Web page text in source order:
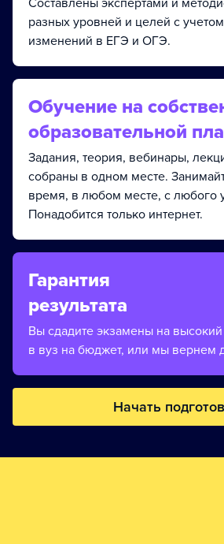
Составлены экспертами и
разных уровней и целей с
изменений в ЕГЭ и ОГЭ.
Обучение на
образовательной
Задания, теория, вебинары,
собраны в одном месте.
время, в любом месте, с любого
Понадобится только интернет.
Гарантия
результата
Вы сдадите экзамены на высокий
в вуз на бюджет, или мы вернем
Начать